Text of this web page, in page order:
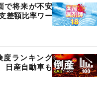
で将来が不安
差額比率ワー
度ランキング
日産自動車も